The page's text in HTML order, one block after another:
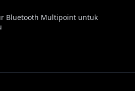
Bluetooth Multipoint untuk